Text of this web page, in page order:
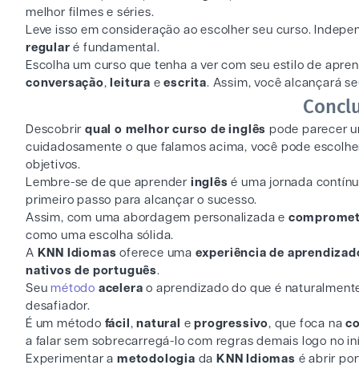
melhor filmes e séries.
Leve isso em consideração ao escolher seu curso.
regular é fundamental.
Escolha um curso que tenha a ver com seu estilo de
conversação, leitura eescrita. Assim, você alcançará
Descobrir qual o melhor curso de inglês pode parecer
cuidadosamente o que falamos acima, você pode
objetivos.
Lembre-se de que aprender inglêsé uma jornada
primeiro passo para alcançar o sucesso.
Assim, com uma abordagem personalizada e
como uma escolha sólida.
A KNN Idiomas oferece uma experiência de
nativos de português.
Seu método acelerao aprendizado do que é
desafiador.
É um método fácil ,natural eprogressivo, que foca na
a falar sem sobrecarregá-lo com regras demais logo no
Experimentar a metodologia da KNN Idiomas é abrir